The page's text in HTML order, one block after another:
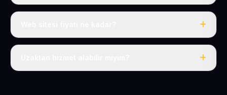
Evet, Hürriyet Mahallesi dahil tüm Pınarbaşı ve Pınarbaşı
Tek fiyat: yılda 50 USD + KDV, her şey dahil.